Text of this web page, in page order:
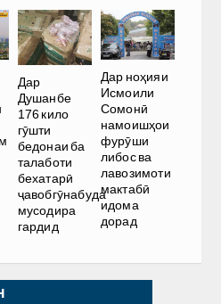
Дар
Душанбе
176 кило
гӯшти
бедонаи ба
талаботи
бехатарӣ
ҷавобгӯнабуда
мусодира
гардид
Дар ноҳияи
Исмоили
Сомонӣ
намоишҳои
фурӯши
либос ва
лавозимоти
мактабӣ
идома
дорад